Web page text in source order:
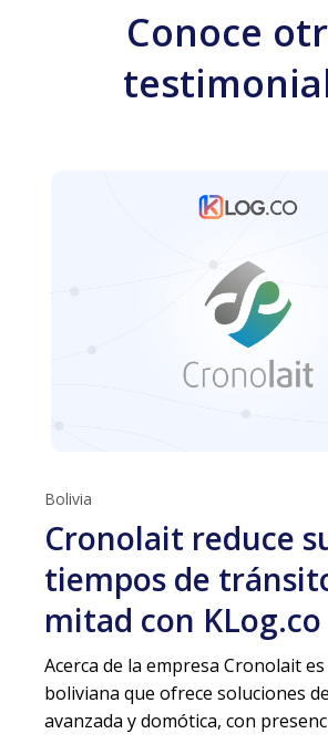
Conoce
Bolivia
Cronolait reduce
tiempos de
mitad con KLog.co
Acerca de la empresa Cronolait
boliviana que ofrece soluciones
avanzada y domótica, con